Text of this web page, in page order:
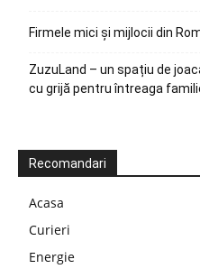
Firmele mici și mijlocii din
ZuzuLand – un spațiu de
cu grijă pentru întreaga
Recomandari
Acasa
Curieri
Energie